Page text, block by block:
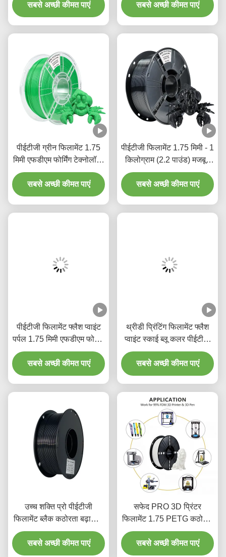
सबसे अच्छी कीमत पाएं
डी प्रिंटेड
सबसे अच्छी कीमत पाएं
पीईटीजी ग्रीन फिलामेंट 1.75
मिमी एफडीएम फोर्मिंग टेक्नोलॉजी
3 डी प्रिंटिंग फिलामेंट
सबसे अच्छी कीमत पाएं
पीईटीजी फिलामेंट 1.75 मिमी - 1
किलोग्राम (2.2 पाउंड) मजबूत
पीईटीजी 3 डी प्रिंटर
फिलामेंट,1.75 मिमी आयामी
सटीकता +/- 0.02 मिमी, 320
सबसे अच्छी कीमत पाएं
पीईटीजी फिलामेंट फ्लैश प्वाइंट
पर्पल 1.75 मिमी एफडीएम फोर्मिंग
टेक्नोलॉजी 3 डी प्रिंटिंग
फिलामेंट
सबसे अच्छी कीमत पाएं
थ्रीडी प्रिंटिंग फिलामेंट फ्लैश
प्वाइंट स्काई ब्लू कलर पीईटीजी
फिलामेंट थ्रीडी प्रिंटर फिलामेंट
1.75 मिमी 1 किलोग्राम
सबसे अच्छी कीमत पाएं
उच्च शक्ति प्रो पीईटीजी
फिलामेंट ब्लैक कठोरता बढ़ाया 3
डी प्रिंटर
सबसे अच्छी कीमत पाएं
सफेद PRO 3D प्रिंटर
फिलामेंट 1.75 PETG कठोरता
बढ़ाया अनुकूलित अनुरोध
सबसे अच्छी कीमत पाएं